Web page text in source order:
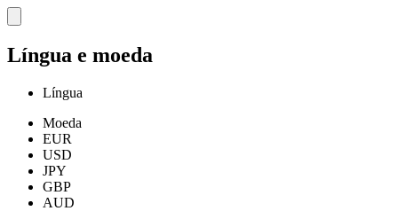
Língua e moeda
Língua
Moeda
EUR
USD
JPY
GBP
AUD